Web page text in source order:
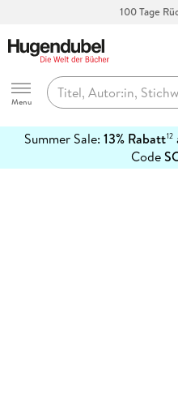
100 Tage
Hugendubel
Menu
Summer Sale: 13% Rabatt12
Code
erfahren